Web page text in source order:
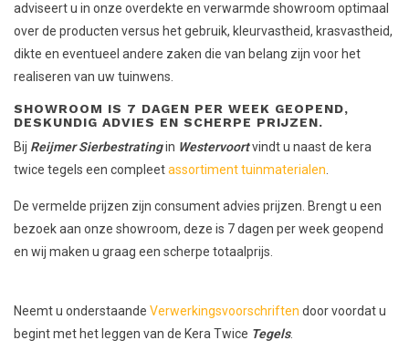
adviseert u in onze overdekte en verwarmde showroom optimaal
over de producten versus het gebruik, kleurvastheid, krasvastheid,
dikte en eventueel andere zaken die van belang zijn voor het
realiseren van uw tuinwens.
SHOWROOM IS 7 DAGEN PER WEEK GEOPEND,
DESKUNDIG ADVIES EN SCHERPE PRIJZEN.
Bij Reijmer Sierbestratingin Westervoortvindt u naast de kera
twice tegels een compleetassortiment tuinmaterialen.
De vermelde prijzen zijn consument advies prijzen. Brengt u een
bezoek aan onze showroom, deze is 7 dagen per week geopend
en wij maken u graag een scherpe totaalprijs.
Neemt u onderstaande Verwerkingsvoorschriften door voordat u
begint met het leggen van de Kera Twice Tegels.